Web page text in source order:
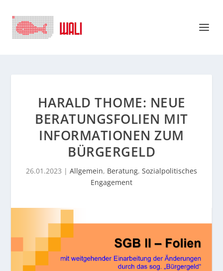
HARALD THOME: NEUE
BERATUNGSFOLIEN MIT
INFORMATIONEN ZUM
BÜRGERGELD
26.01.2023 | Allgemein, Beratung, Sozialpolitisches
Engagement